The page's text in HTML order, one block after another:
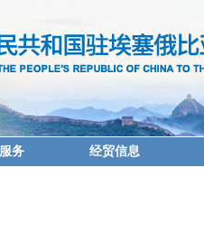
务 经贸信息